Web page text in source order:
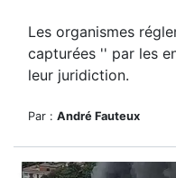
Les organismes
capturées '' par les
leur juridiction.
Par : André Fauteux